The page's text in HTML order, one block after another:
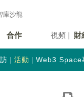
庫沙龍
合作 視頻 財
活動 Web3 Space